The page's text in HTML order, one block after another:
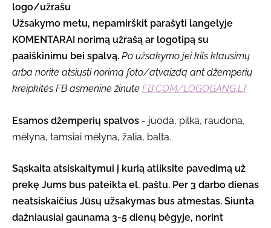
logo/užrašu
Užsakymo metu, nepamirškit parašyti langelyje
KOMENTARAI norimą užrašą ar logotipą su
paaiškinimu bei spalvą. Po užsakymo jei kils klausimų
arba norite atsiųsti norimą foto/atvaizdą ant džemperių
kreipkitės FB asmenine žinute FB.COM/LOGOGANG.LT
Esamos džemperių spalvos - juoda, pilka, raudona,
mėlyna, tamsiai mėlyna, žalia, balta.
Sąskaita atsiskaitymui į kurią atliksite pavedimą už
prekę Jums bus pateikta el. paštu. Per 3 darbo dienas
neatsiskaičius Jūsų užsakymas bus atmestas. Siunta
dažniausiai gaunama 3-5 dienų bėgyje, norint